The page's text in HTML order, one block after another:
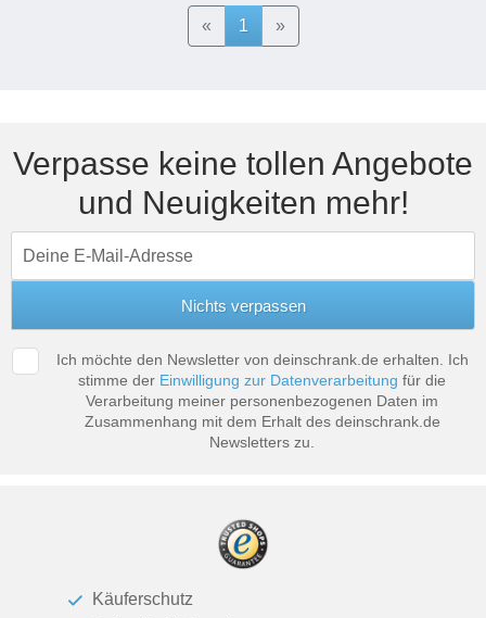
«Previous
1 »Next
Verpasse keine tollen Angebote
und Neuigkeiten mehr!
Ich möchte den Newsletter von deinschrank.de erhalten. Ich
stimme der Einwilligung zur Datenverarbeitung für die
Verarbeitung meiner personenbezogenen Daten im
Zusammenhang mit dem Erhalt des deinschrank.de
Newsletters zu.
Käuferschutz